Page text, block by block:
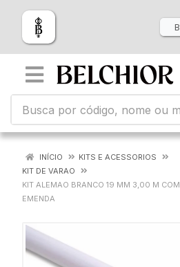
INÍCIO
KITS E ACESSORIOS
KIT DE VARAO
KIT ALEMAO BRANCO 19 MM 3,00 M COM
EMENDA